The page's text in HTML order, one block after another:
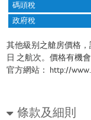
碼頭稅
政府稅
其他級别之艙房價格
日 之航次。價格有機
官方網站：
http://
條款及細則